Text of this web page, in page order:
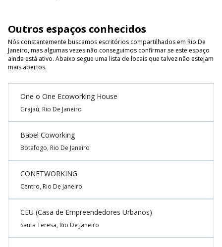
Outros espaços conhecidos
Nós constantemente buscamos escritórios compartilhados em Rio De
Janeiro, mas algumas vezes não conseguimos confirmar se este espaço
ainda está ativo. Abaixo segue uma lista de locais que talvez não estejam
mais abertos.
One o One Ecoworking House
Grajaú, Rio De Janeiro
Babel Coworking
Botafogo, Rio De Janeiro
CONETWORKING
Centro, Rio De Janeiro
CEU (Casa de Empreendedores Urbanos)
Santa Teresa, Rio De Janeiro